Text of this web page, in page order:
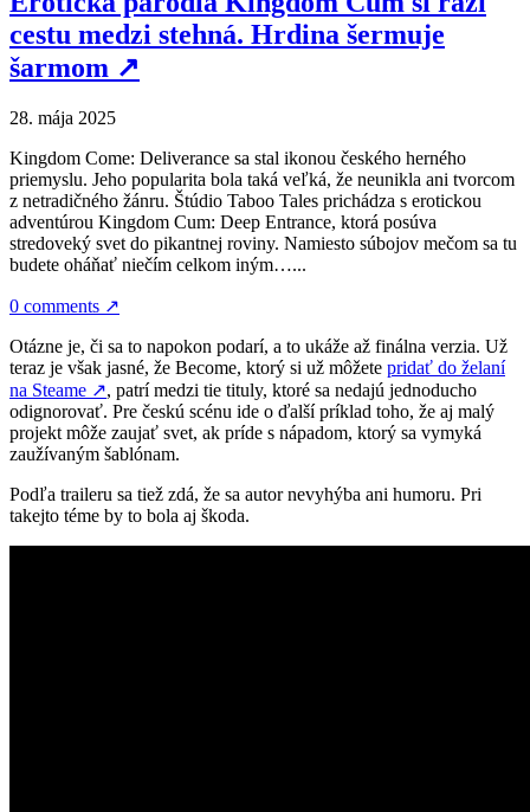
cestu medzi stehná. Hrdina šermuje
šarmom ↗
28. mája 2025
Kingdom Come: Deliverance sa stal ikonou českého herného
priemyslu. Jeho popularita bola taká veľká, že neunikla ani tvorcom
z netradičného žánru. Štúdio Taboo Tales prichádza s erotickou
adventúrou Kingdom Cum: Deep Entrance, ktorá posúva
stredoveký svet do pikantnej roviny. Namiesto súbojov mečom sa tu
budete oháňať niečím celkom iným…...
0 comments ↗
Otázne je, či sa to napokon podarí, a to ukáže až finálna verzia. Už
teraz je však jasné, že Become, ktorý si už môžete pridať do želaní
na Steame ↗, patrí medzi tie tituly, ktoré sa nedajú jednoducho
odignorovať. Pre českú scénu ide o ďalší príklad toho, že aj malý
projekt môže zaujať svet, ak príde s nápadom, ktorý sa vymyká
zaužívaným šablónam.
Podľa traileru sa tiež zdá, že sa autor nevyhýba ani humoru. Pri
takejto téme by to bola aj škoda.